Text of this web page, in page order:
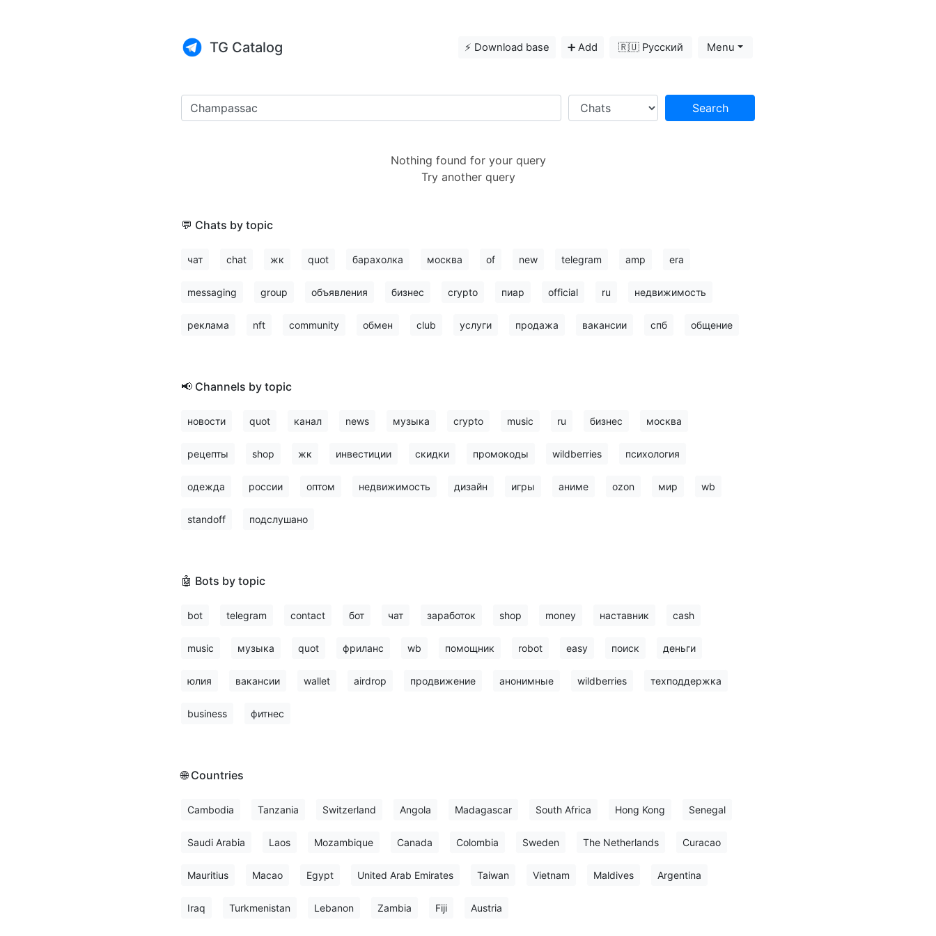
TG Catalog ⚡️ Download base ➕ Add 🇷🇺 Русский Menu
Search
Nothing found for your query
Try another query
💬 Chats by topic
чат chat жк quot барахолка москва of new telegram amp era
messaging group объявления бизнес crypto пиар official ru недвижимость
реклама nft community обмен club услуги продажа вакансии спб общение
📢 Channels by topic
новости quot канал news музыка crypto music ru бизнес москва
рецепты shop жк инвестиции скидки промокоды wildberries психология
одежда россии оптом недвижимость дизайн игры аниме ozon мир wb
standoff подслушано
🤖 Bots by topic
bot telegram contact бот чат заработок shop money наставник cash
music музыка quot фриланс wb помощник robot easy поиск деньги
юлия вакансии wallet airdrop продвижение анонимные wildberries техподдержка
business фитнес
🌐 Countries
Cambodia Tanzania Switzerland Angola Madagascar South Africa Hong Kong Senegal
Saudi Arabia Laos Mozambique Canada Colombia Sweden The Netherlands Curacao
Mauritius Macao Egypt United Arab Emirates Taiwan Vietnam Maldives Argentina
Iraq Turkmenistan Lebanon Zambia Fiji Austria